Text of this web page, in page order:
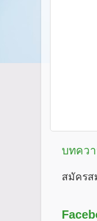
บทคว
สมัครส